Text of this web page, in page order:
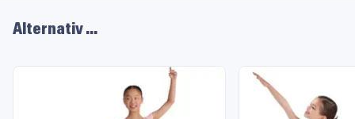
Alternativ …